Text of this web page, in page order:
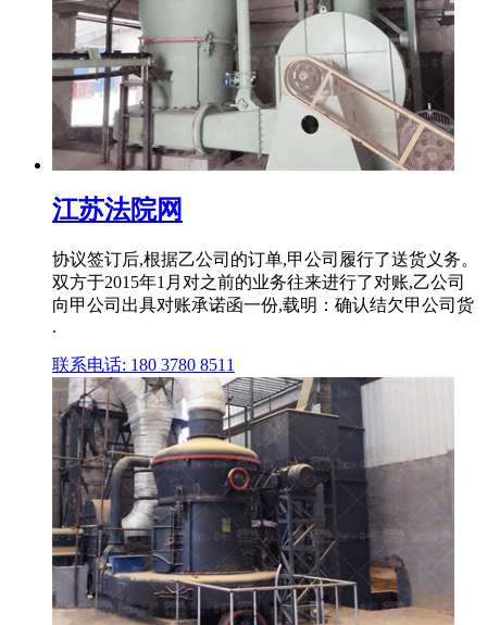
江苏法院网
协议签订后,根据乙公司的订单,甲公司履行了送货义务。
双方于2015年1月对之前的业务往来进行了对账,乙公司
向甲公司出具对账承诺函一份,载明：确认结欠甲公司货
.
联系电话: 180 3780 8511